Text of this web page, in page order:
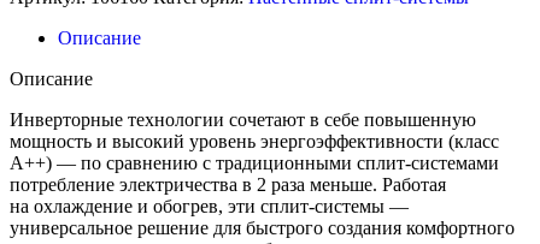
Electrolux
EACS/I-
Описание
Описание
Инверторные технологии сочетают в себе повышенную
мощность и высокий уровень энергоэффективности (класс
А++) — по сравнению с традиционными сплит-системами
потребление электричества в 2 раза меньше. Работая
на охлаждение и обогрев, эти сплит-системы —
универсальное решение для быстрого создания комфортного